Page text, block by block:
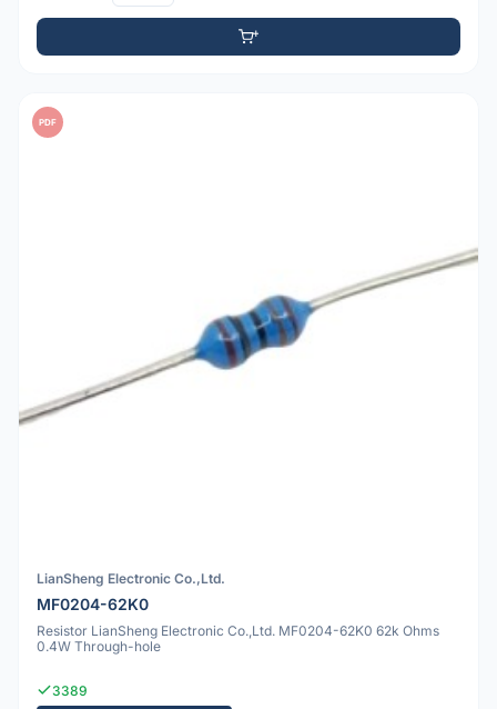
PDF
LianSheng Electronic Co.,Ltd.
MF0204-62K0
Resistor LianSheng Electronic Co.,Ltd. MF0204-62K0 62k Ohms
0.4W Through-hole
3389